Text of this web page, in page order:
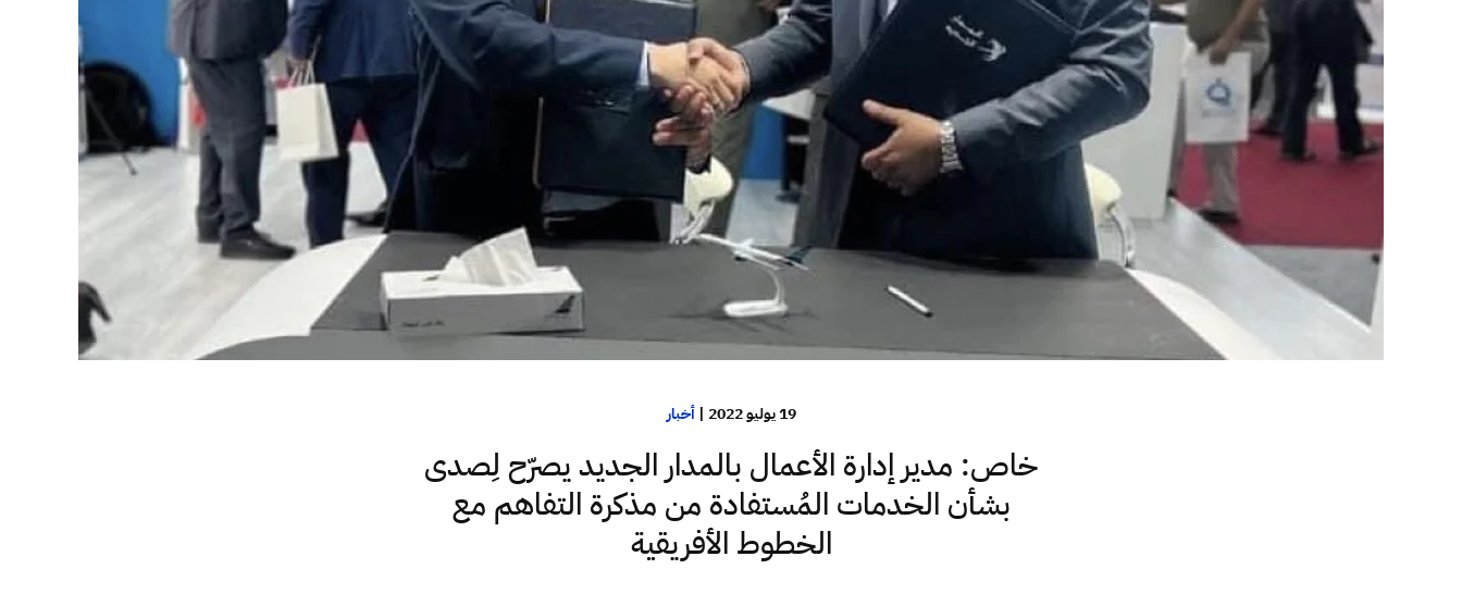
19 يوليو 2022 |أخبار
خاص: مدير إدارة الأعمال بالمدار الجديد يصرّح لِصدى
بشأن الخدمات المُستفادة من مذكرة التفاهم مع
الخطوط الأفريقية